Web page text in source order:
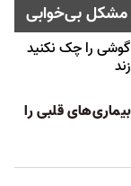
مشکل بی‌خوابی
را چک نکنید
قلبی را